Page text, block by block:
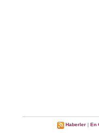
Haberler | En